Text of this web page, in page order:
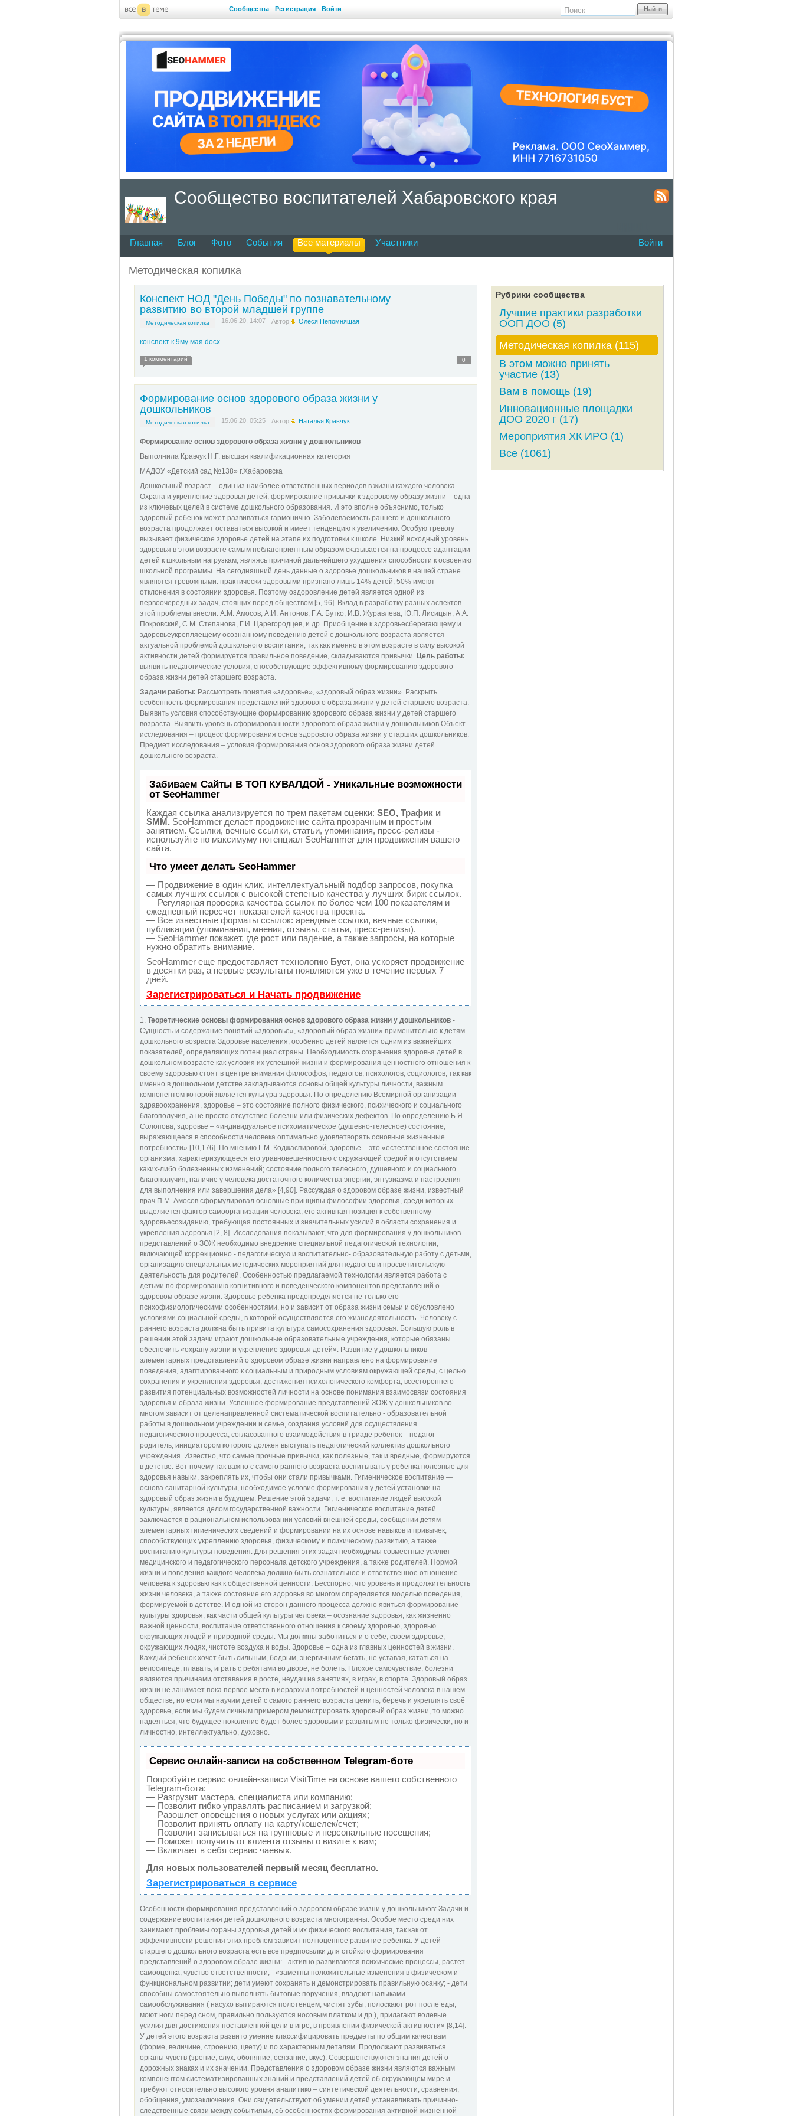
Сообщества Регистрация Войти Найти
Сообщество воспитателей Хабаровского края
Главная Блог Фото События Все материалы Участники Войти
Методическая копилка
Конспект НОД "День Победы" по познавательному
развитию во второй младшей группе
Методическая копилка 16.06.20, 14:07 Автор Олеся Непомнящая
конспект к 9му мая.docx
0
1 комментарий
Формирование основ здорового образа жизни у
дошкольников
Методическая копилка 15.06.20, 05:25 Автор Наталья Кравчук
Формирование основ здорового образа жизни у дошкольников
Выполнила Кравчук Н.Г. высшая квалификационная категория
МАДОУ «Детский сад №138» г.Хабаровска
Дошкольный возраст – один из наиболее ответственных периодов в жизни каждого человека.
Охрана и укрепление здоровья детей, формирование привычки к здоровому образу жизни – одна
из ключевых целей в системе дошкольного образования. И это вполне объяснимо, только
здоровый ребенок может развиваться гармонично. Заболеваемость раннего и дошкольного
возраста продолжает оставаться высокой и имеет тенденцию к увеличению. Особую тревогу
вызывает физическое здоровье детей на этапе их подготовки к школе. Низкий исходный уровень
здоровья в этом возрасте самым неблагоприятным образом сказывается на процессе адаптации
детей к школьным нагрузкам, являясь причиной дальнейшего ухудшения способности к освоению
школьной программы. На сегодняшний день данные о здоровье дошкольников в нашей стране
являются тревожными: практически здоровыми признано лишь 14% детей, 50% имеют
отклонения в состоянии здоровья. Поэтому оздоровление детей является одной из
первоочередных задач, стоящих перед обществом [5, 96]. Вклад в разработку разных аспектов
этой проблемы внесли: А.М. Амосов, А.И. Антонов, Г.А. Бутко, И.В. Журавлева, Ю.П. Лисицын, А.А.
Покровский, С.М. Степанова, Г.И. Царегородцев, и др. Приобщение к здоровьесберегающему и
здоровьеукрепляещему осознанному поведению детей с дошкольного возраста является
актуальной проблемой дошкольного воспитания, так как именно в этом возрасте в силу высокой
активности детей формируется правильное поведение, складываются привычки. Цель работы:
выявить педагогические условия, способствующие эффективному формированию здорового
образа жизни детей старшего возраста.
Задачи работы: Рассмотреть понятия «здоровье», «здоровый образ жизни». Раскрыть
особенность формирования представлений здорового образа жизни у детей старшего возраста.
Выявить условия способствующие формированию здорового образа жизни у детей старшего
возраста. Выявить уровень сформированности здорового образа жизни у дошкольников Объект
исследования – процесс формирования основ здорового образа жизни у старших дошкольников.
Предмет исследования – условия формирования основ здорового образа жизни детей
дошкольного возраста.
Забиваем Сайты В ТОП КУВАЛДОЙ - Уникальные возможности
от SeoHammer
Каждая ссылка анализируется по трем пакетам оценки: SEO, Трафик и
SMM. SeoHammer делает продвижение сайта прозрачным и простым
занятием. Ссылки, вечные ссылки, статьи, упоминания, пресс-релизы -
используйте по максимуму потенциал SeoHammer для продвижения вашего
сайта.
Что умеет делать SeoHammer
— Продвижение в один клик, интеллектуальный подбор запросов, покупка
самых лучших ссылок с высокой степенью качества у лучших бирж ссылок.
— Регулярная проверка качества ссылок по более чем 100 показателям и
ежедневный пересчет показателей качества проекта.
— Все известные форматы ссылок: арендные ссылки, вечные ссылки,
публикации (упоминания, мнения, отзывы, статьи, пресс-релизы).
— SeoHammer покажет, где рост или падение, а также запросы, на которые
нужно обратить внимание.
SeoHammer еще предоставляет технологию Буст, она ускоряет продвижение
в десятки раз, а первые результаты появляются уже в течение первых 7
дней.
Зарегистрироваться и Начать продвижение
1. Теоретические основы формирования основ здорового образа жизни у дошкольников -
Сущность и содержание понятий «здоровье», «здоровый образ жизни» применительно к детям
дошкольного возраста Здоровье населения, особенно детей является одним из важнейших
показателей, определяющих потенциал страны. Необходимость сохранения здоровья детей в
дошкольном возрасте как условия их успешной жизни и формирования ценностного отношения к
своему здоровью стоят в центре внимания философов, педагогов, психологов, социологов, так как
именно в дошкольном детстве закладываются основы общей культуры личности, важным
компонентом которой является культура здоровья. По определению Всемирной организации
здравоохранения, здоровье – это состояние полного физического, психического и социального
благополучия, а не просто отсутствие болезни или физических дефектов. По определению Б.Я.
Солопова, здоровье – «индивидуальное психоматическое (душевно-телесное) состояние,
выражающееся в способности человека оптимально удовлетворять основные жизненные
потребности» [10,176]. По мнению Г.М. Коджаспировой, здоровье – это «естественное состояние
организма, характеризующееся его уравновешенностью с окружающей средой и отсутствием
каких-либо болезненных изменений; состояние полного телесного, душевного и социального
благополучия, наличие у человека достаточного количества энергии, энтузиазма и настроения
для выполнения или завершения дела» [4,90]. Рассуждая о здоровом образе жизни, известный
врач П.М. Амосов сформулировал основные принципы философии здоровья, среди которых
выделяется фактор самоорганизации человека, его активная позиция к собственному
здоровьесозиданию, требующая постоянных и значительных усилий в области сохранения и
укрепления здоровья [2, 8]. Исследования показывают, что для формирования у дошкольников
представлений о ЗОЖ необходимо внедрение специальной педагогической технологии,
включающей коррекционно - педагогическую и воспитательно- образовательную работу с детьми,
организацию специальных методических мероприятий для педагогов и просветительскую
деятельность для родителей. Особенностью предлагаемой технологии является работа с
детьми по формированию когнитивного и поведенческого компонентов представлений о
здоровом образе жизни. Здоровье ребенка предопределяется не только его
психофизиологическими особенностями, но и зависит от образа жизни семьи и обусловлено
условиями социальной среды, в которой осуществляется его жизнедеятельностъ. Человеку с
раннего возраста должна быть привита культура самосохранения здоровья. Большую роль в
решении этой задачи играют дошкольные образовательные учреждения, которые обязаны
обеспечить «охрану жизни и укрепление здоровья детей». Развитие у дошкольников
элементарных представлений о здоровом образе жизни направлено на формирование
поведения, адаптированного к социальным и природным условиям окружающей среды, с целью
сохранения и укрепления здоровья, достижения психологического комфорта, всестороннего
развития потенциальных возможностей личности на основе понимания взаимосвязи состояния
здоровья и образа жизни. Успешное формирование представлений ЗОЖ у дошкольников во
многом зависит от целенаправленной систематической воспитательно - образовательной
работы в дошкольном учреждении и семье, создания условий для осуществления
педагогического процесса, согласованного взаимодействия в триаде ребенок – педагог –
родитель, инициатором которого должен выступать педагогический коллектив дошкольного
учреждения. Известно, что самые прочные привычки, как полезные, так и вредные, формируются
в детстве. Вот почему так важно с самого раннего возраста воспитывать у ребенка полезные для
здоровья навыки, закреплять их, чтобы они стали привычками. Гигиеническое воспитание —
основа санитарной культуры, необходимое условие формирования у детей установки на
здоровый образ жизни в будущем. Решение этой задачи, т. е. воспитание людей высокой
культуры, является делом государственной важности. Гигиеническое воспитание детей
заключается в рациональном использовании условий внешней среды, сообщении детям
элементарных гигиенических сведений и формировании на их основе навыков и привычек,
способствующих укреплению здоровья, физическому и психическому развитию, а также
воспитанию культуры поведения. Для решения этих задач необходимы совместные усилия
медицинского и педагогического персонала детского учреждения, а также родителей. Нормой
жизни и поведения каждого человека должно быть сознательное и ответственное отношение
человека к здоровью как к общественной ценности. Бесспорно, что уровень и продолжительность
жизни человека, а также состояние его здоровья во многом определяется моделью поведения,
формируемой в детстве. И одной из сторон данного процесса должно явиться формирование
культуры здоровья, как части общей культуры человека – осознание здоровья, как жизненно
важной ценности, воспитание ответственного отношения к своему здоровью, здоровью
окружающих людей и природной среды. Мы должны заботиться и о себе, своём здоровье,
окружающих людях, чистоте воздуха и воды. Здоровье – одна из главных ценностей в жизни.
Каждый ребёнок хочет быть сильным, бодрым, энергичным: бегать, не уставая, кататься на
велосипеде, плавать, играть с ребятами во дворе, не болеть. Плохое самочувствие, болезни
являются причинами отставания в росте, неудач на занятиях, в играх, в спорте. Здоровый образ
жизни не занимает пока первое место в иерархии потребностей и ценностей человека в нашем
обществе, но если мы научим детей с самого раннего возраста ценить, беречь и укреплять своё
здоровье, если мы будем личным примером демонстрировать здоровый образ жизни, то можно
надеяться, что будущее поколение будет более здоровым и развитым не только физически, но и
личностно, интеллектуально, духовно.
Сервис онлайн-записи на собственном Telegram-боте
Попробуйте сервис онлайн-записи VisitTime на основе вашего собственного
Telegram-бота:
— Разгрузит мастера, специалиста или компанию;
— Позволит гибко управлять расписанием и загрузкой;
— Разошлет оповещения о новых услугах или акциях;
— Позволит принять оплату на карту/кошелек/счет;
— Позволит записываться на групповые и персональные посещения;
— Поможет получить от клиента отзывы о визите к вам;
— Включает в себя сервис чаевых.
Для новых пользователей первый месяц бесплатно.
Зарегистрироваться в сервисе
Особенности формирования представлений о здоровом образе жизни у дошкольников: Задачи и
содержание воспитания детей дошкольного возраста многогранны. Особое место среди них
занимают проблемы охраны здоровья детей и их физического воспитания, так как от
эффективности решения этих проблем зависит полноценное развитие ребенка. У детей
старшего дошкольного возраста есть все предпосылки для стойкого формирования
представлений о здоровом образе жизни: - активно развиваются психические процессы, растет
самооценка, чувство ответственности; - «заметны положительные изменения в физическом и
функциональном развитии; дети умеют сохранять и демонстрировать правильную осанку; - дети
способны самостоятельно выполнять бытовые поручения, владеют навыками
самообслуживания ( насухо вытираются полотенцем, чистят зубы, полоскают рот после еды,
моют ноги перед сном, правильно пользуются носовым платком и др.), прилагают волевые
усилия для достижения поставленной цели в игре, в проявлении физической активности» [8,14].
У детей этого возраста развито умение классифицировать предметы по общим качествам
(форме, величине, строению, цвету) и по характерным деталям. Продолжают развиваться
органы чувств (зрение, слух, обоняние, осязание, вкус). Совершенствуются знания детей о
дорожных знаках и их значении. Представления о здоровом образе жизни являются важным
компонентом систематизированных знаний и представлений детей об окружающем мире и
требуют относительно высокого уровня аналитико – синтетической деятельности, сравнения,
обобщения, умозаключения. Они свидетельствуют об умении детей устанавливать причинно-
следственные связи между событиями, об особенностях формирования активной жизненной
Рубрики сообщества
Лучшие практики разработки
ООП ДОО (5)
Методическая копилка (115)
В этом можно принять
участие (13)
Вам в помощь (19)
Инновационные площадки
ДОО 2020 г (17)
Мероприятия ХК ИРО (1)
Все (1061)